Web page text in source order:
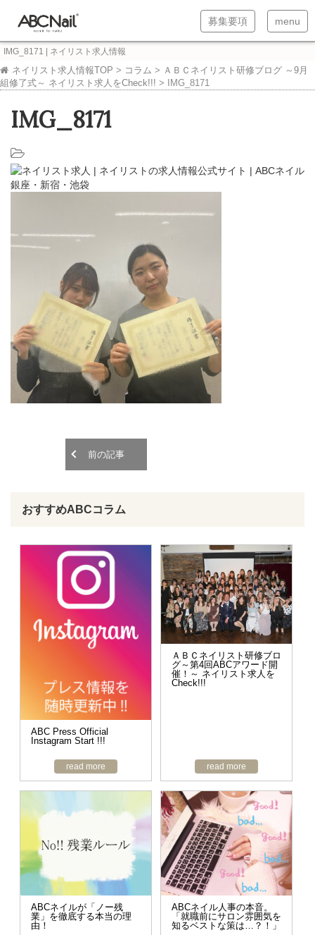
T
o
g
a
v
o
n
募集要項
T
o
a
menu
IMG_8171 | ネイリスト求人情報
ネイリスト求人情報TOP > コラム > ＡＢＣネイリスト研修ブログ ～9月
組修了式～ ネイリスト求人をCheck!!! > IMG_8171
IMG_8171
前の記事
おすすめABCコラム
ABC Press Official
Instagram Start !!!
read more
ＡＢＣネイリスト研修ブロ
グ～第4回ABCアワード開
催！～ ネイリスト求人を
Check!!!
read more
ABCネイルが「ノー残
業」を徹底する本当の理
由！
ABCネイル人事の本音。
「就職前にサロン雰囲気を
知るベストな策は…？！」